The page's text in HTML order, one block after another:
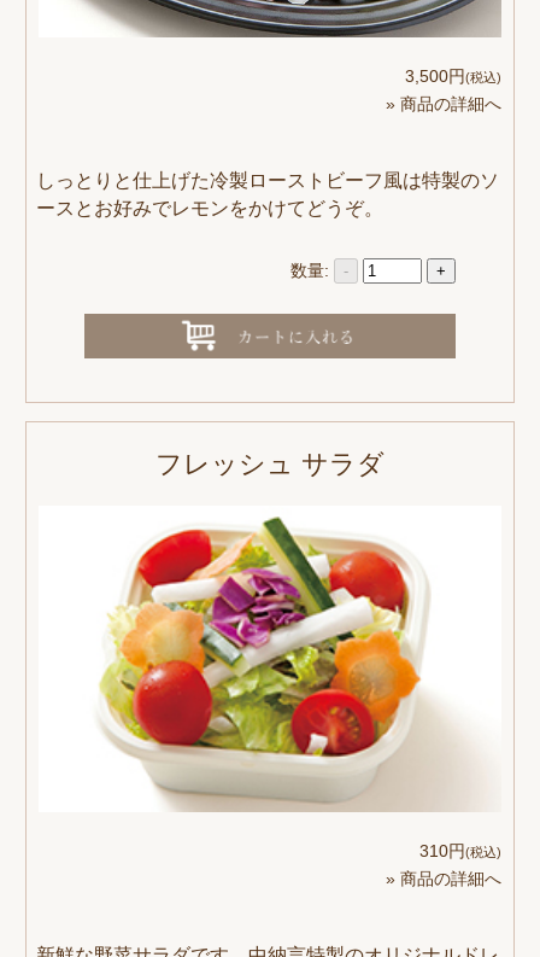
3,500円(税込)
» 商品の詳細へ
しっとりと仕上げた冷製ローストビーフ風は特製のソ
ースとお好みでレモンをかけてどうぞ。
数量: - +
フレッシュ サラダ
310円(税込)
» 商品の詳細へ